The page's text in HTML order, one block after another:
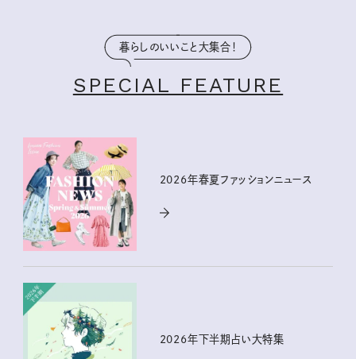
暮らしのいいこと大集合！
SPECIAL FEATURE
2026年春夏ファッションニュース
2026年下半期占い大特集